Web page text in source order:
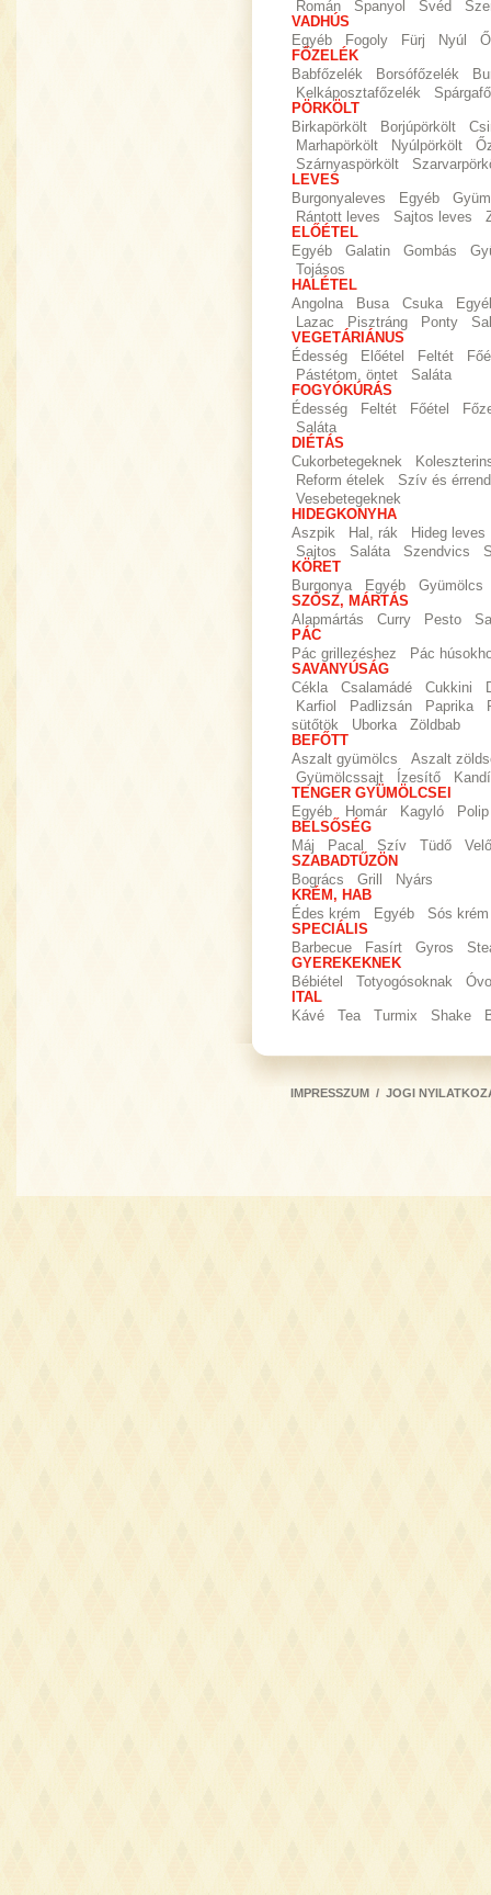
Román Spanyol Svéd
VADHÚS
Egyéb
Fogoly Fürj Nyúl
FŐZELÉK
Babfőzelék
Borsófőzelék
Kelkáposztafőzelék
PÖRKÖLT
Birkapörkölt
Borjúpörkölt
Marhapörkölt
Nyúlpörkölt
Szárnyaspörkölt
LEVES
Burgonyaleves
Egyéb
Rántott leves
Sajtos leves
ELŐÉTEL
Egyéb
Galatin Gombás
Tojásos
HALÉTEL
Angolna
Busa Csuka
Lazac
Pisztráng Ponty
VEGETÁRIÁNUS
Édesség
Előétel Feltét
Pástétom, öntet
Saláta
FOGYÓKÚRÁS
Édesség
Feltét Főétel
Saláta
DIÉTÁS
Cukorbetegeknek
Reform ételek
Szív és
Vesebetegeknek
HIDEGKONYHA
Aszpik
Hal, rák
Hideg leves
Sajtos
Saláta Szendvics
KÖRET
Burgonya
Egyéb
Gyümölcs
SZÓSZ, MÁRTÁS
Alapmártás
Curry Pesto
PÁC
Pác grillezéshez
Pác
SAVANYÚSÁG
Cékla
Csalamádé Cukkini
Karfiol
Padlizsán Paprika
sütőtök
Uborka
Zöldbab
BEFŐTT
Aszalt gyümölcs
Aszalt
Gyümölcssajt
Ízesítő
TENGER GYÜMÖLCSEI
Egyéb
Homár Kagyló
Polip
BELSŐSÉG
Máj
Pacal Szív Tüdő
Velő
SZABADTŰZÖN
Bogrács
Grill
Nyárs
KRÉM, HAB
Édes krém
Egyéb
Sós krém
SPECIÁLIS
Barbecue
Fasírt Gyros
GYEREKEKNEK
Bébiétel
Totyogósoknak
ITAL
Kávé
Tea Turmix Shake
IMPRESSZUM / JOGI